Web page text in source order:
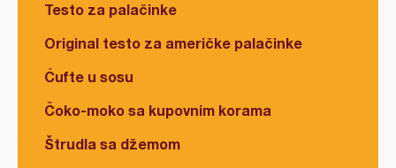
Testo za palačinke
Original testo za američke palačinke
Ćufte u sosu
Čoko-moko sa kupovnim korama
Štrudla sa džemom